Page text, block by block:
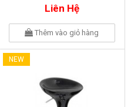
Liên Hệ
Thêm vào giỏ hàng
NEW